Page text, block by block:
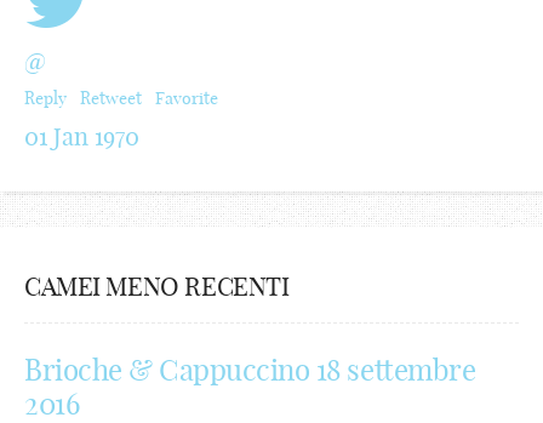
@
Reply Retweet Favorite
01 Jan 1970
CAMEI MENO RECENTI
Brioche & Cappuccino 18 settembre
2016